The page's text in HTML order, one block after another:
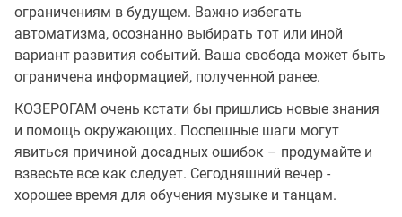
ограничениям в будущем. Важно избегать
автоматизма, осознанно выбирать тот или иной
вариант развития событий. Ваша свобода может быть
ограничена информацией, полученной ранее.
КОЗЕРОГАМ очень кстати бы пришлись новые знания
и помощь окружающих. Поспешные шаги могут
явиться причиной досадных ошибок – продумайте и
взвесьте все как следует. Сегодняшний вечер -
хорошее время для обучения музыке и танцам.